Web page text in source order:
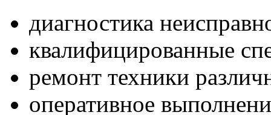
диагностика
квалифицированные
ремонт техники
оперативное